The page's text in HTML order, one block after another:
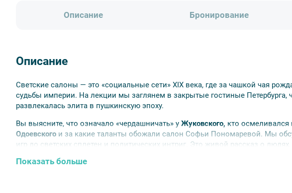
Описание Бронирование
Описание
Светские салоны — это «социальные сети» XIX века, где за чашкой чая
судьбы империи. На лекции мы заглянем в закрытые гостиные Петербурга,
развлекалась элита в пушкинскую эпоху.
Вы выясните, что означало «чердашничать» у Жуковского, кто
Одоевского и за какие таланты обожали салон Софьи Пономаревой. Мы
игр до светских сплетен и политических интриг. Это живой рассказ о
Показать больше